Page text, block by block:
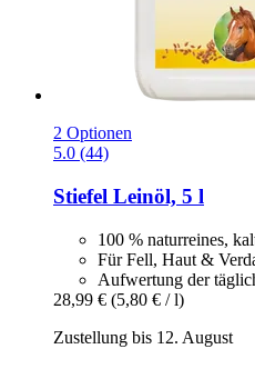
2 Optionen
5.0 (44)
Stiefel Leinöl, 5 l
100 % naturreines,
Für Fell, Haut &
Aufwertung der
28,99 € (5,80 € / l)
Zustellung bis 12. August